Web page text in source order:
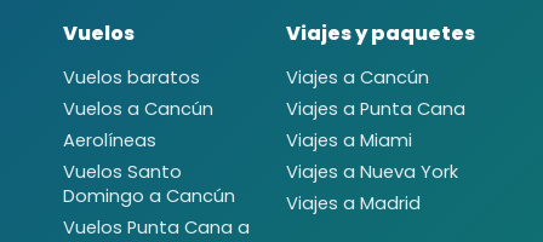
Vuelos
Vuelos baratos
Vuelos a Cancún
Aerolíneas
Vuelos Santo
Domingo a Cancún
Vuelos Punta Cana a
Viajes y paquetes
Viajes a Cancún
Viajes a Punta Cana
Viajes a Miami
Viajes a Nueva York
Viajes a Madrid